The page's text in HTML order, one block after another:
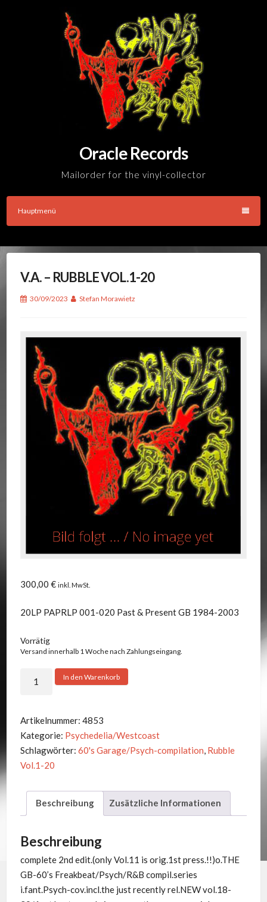
Oracle Records
Mailorder for the vinyl-collector
Hauptmenü
V.A. – RUBBLE VOL.1-20
30/09/2023 Stefan Morawietz
300,00 € inkl. MwSt.
20LP PAPRLP 001-020 Past & Present GB 1984-2003
Vorrätig
Versand innerhalb 1 Woche nach Zahlungseingang.
VOL.1-
20
Menge
In den Warenkorb
Artikelnummer: 4853
Kategorie: Psychedelia/Westcoast
Schlagwörter: 60's Garage/Psych-compilation, Rubble
Vol.1-20
Beschreibung Zusätzliche Informationen
Beschreibung
complete 2nd edit.(only Vol.11 is orig.1st press.!!)o.THE
GB-60’s Freakbeat/Psych/R&B compil.series
i.fant.Psych-cov.incl.the just recently rel.NEW vol.18-